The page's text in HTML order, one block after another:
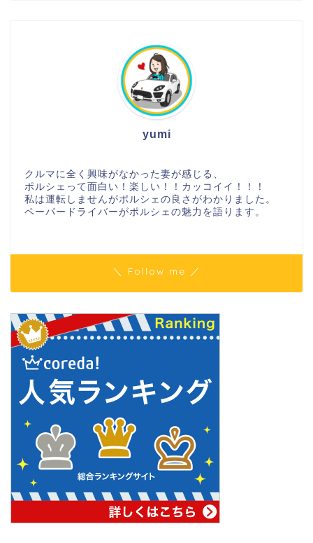
yumi
クルマに全く興味がなかった妻が感じる、
ポルシェって面白い！楽しい！！カッコイイ！！！
私は運転しませんがポルシェの良さがわかりました。
ペーパードライバーがポルシェの魅力を語ります。
＼ Follow me ／